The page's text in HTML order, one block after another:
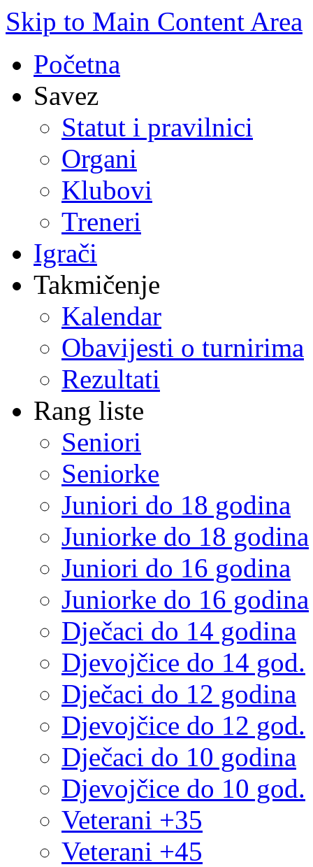
Skip to Main Content Area
Početna
Savez
Statut i pravilnici
Organi
Klubovi
Treneri
Igrači
Takmičenje
Kalendar
Obavijesti o turnirima
Rezultati
Rang liste
Seniori
Seniorke
Juniori do 18 godina
Juniorke do 18 godina
Juniori do 16 godina
Juniorke do 16 godina
Dječaci do 14 godina
Djevojčice do 14 god.
Dječaci do 12 godina
Djevojčice do 12 god.
Dječaci do 10 godina
Djevojčice do 10 god.
Veterani +35
Veterani +45